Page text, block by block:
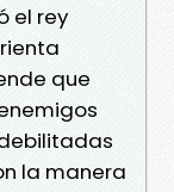
el rey
que
la manera